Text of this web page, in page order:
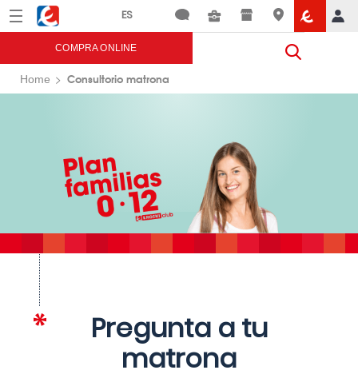
Menú Eroski
COMPRA ONLINE
Home Consultorio matrona
Pregunta a tu
matrona